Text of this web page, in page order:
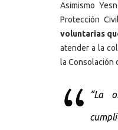
Asimismo
Protección
voluntarias
atender a la
la Consolación
“La